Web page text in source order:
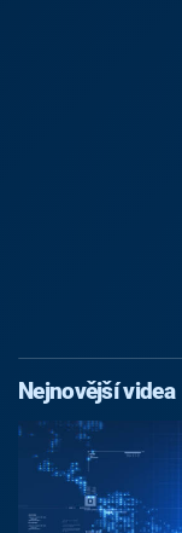
Nejnovější videa